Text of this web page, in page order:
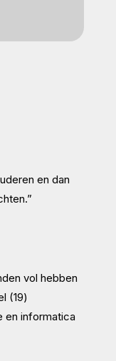
en dan
vol hebben
(19)
en informatica